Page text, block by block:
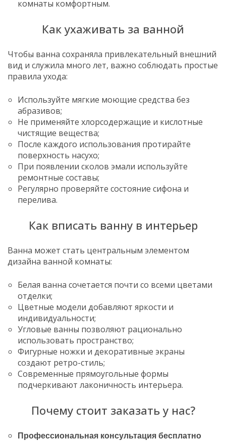
комнаты комфортным.
Как ухаживать за ванной
Чтобы ванна сохраняла привлекательный внешний
вид и служила много лет, важно соблюдать простые
правила ухода:
Используйте мягкие моющие средства без
абразивов;
Не применяйте хлорсодержащие и кислотные
чистящие вещества;
После каждого использования протирайте
поверхность насухо;
При появлении сколов эмали используйте
ремонтные составы;
Регулярно проверяйте состояние сифона и
перелива.
Как вписать ванну в интерьер
Ванна может стать центральным элементом
дизайна ванной комнаты:
Белая ванна сочетается почти со всеми цветами
отделки;
Цветные модели добавляют яркости и
индивидуальности;
Угловые ванны позволяют рационально
использовать пространство;
Фигурные ножки и декоративные экраны
создают ретро-стиль;
Современные прямоугольные формы
подчеркивают лаконичность интерьера.
Почему стоит заказать у нас?
Профессиональная консультация бесплатно